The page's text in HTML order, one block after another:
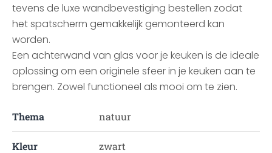
tevens de luxe wandbevestiging bestellen zodat
het spatscherm gemakkelijk gemonteerd kan
worden.
Een achterwand van glas voor je keuken is de ideale
oplossing om een originele sfeer in je keuken aan te
brengen. Zowel functioneel als mooi om te zien.
Thema natuur
Kleur zwart